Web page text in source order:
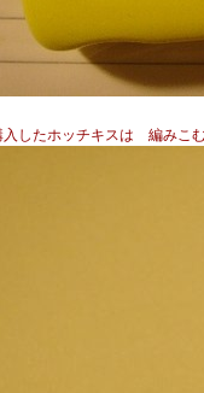
入したホッチキスは 編みこ